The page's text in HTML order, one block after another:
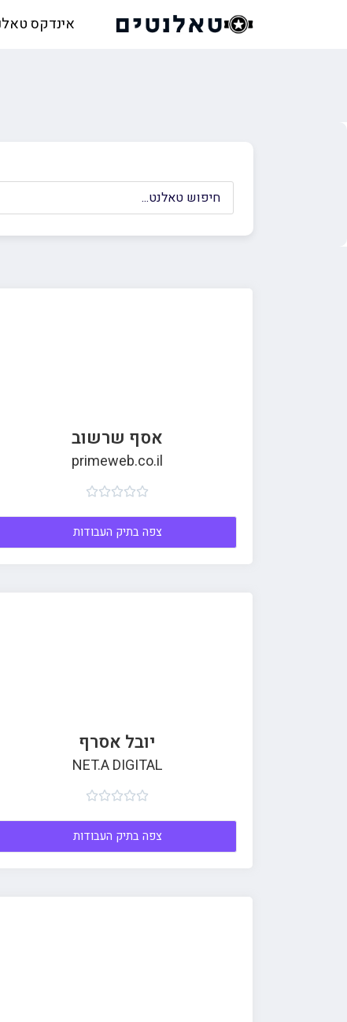
אינדקס
אסף שרשוב
primeweb.co.il





צפה בתיק העבודות
יובל אסרף
NET.A DIGITAL





צפה בתיק העבודות